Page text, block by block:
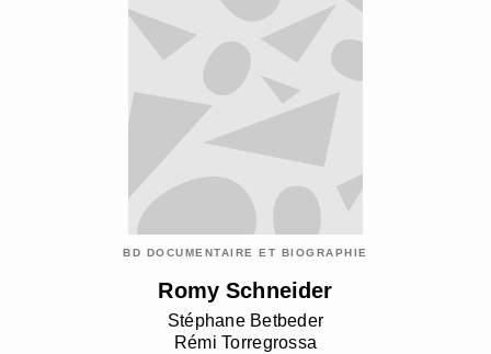
BD DOCUMENTAIRE ET BIOGRAPHIE
Romy Schneider
Stéphane Betbeder
Rémi Torregrossa